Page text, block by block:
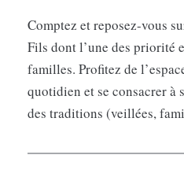
Comptez et reposez-vous
Fils dont l’une des priorité
familles. Profitez de
quotidien et se consacrer à
des traditions (veillées,